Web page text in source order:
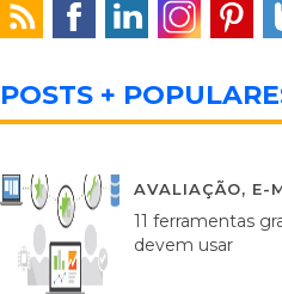
POSTS +
AVALIAÇÃO, E-
11 ferramentas
devem usar